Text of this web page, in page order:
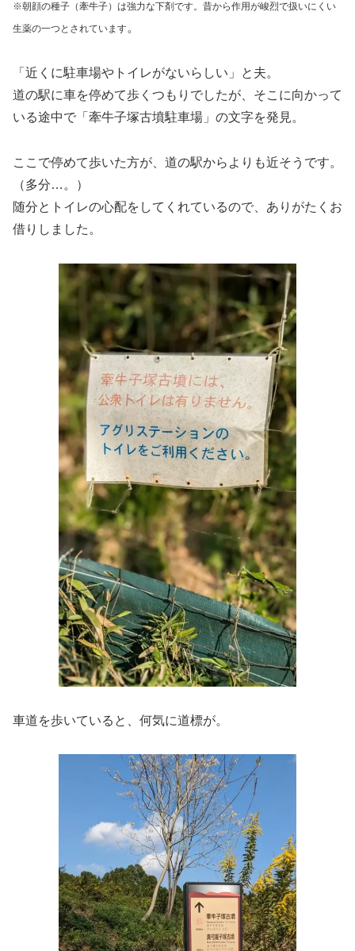
※朝顔の種子（牽牛子）は強力な下剤です。昔から作用が峻烈で扱いにくい
生薬の一つとされています。
「近くに駐車場やトイレがないらしい」と夫。
道の駅に車を停めて歩くつもりでしたが、そこに向かって
いる途中で「牽牛子塚古墳駐車場」の文字を発見。
ここで停めて歩いた方が、道の駅からよりも近そうです。
（多分…。）
随分とトイレの心配をしてくれているので、ありがたくお
借りしました。
車道を歩いていると、何気に道標が。